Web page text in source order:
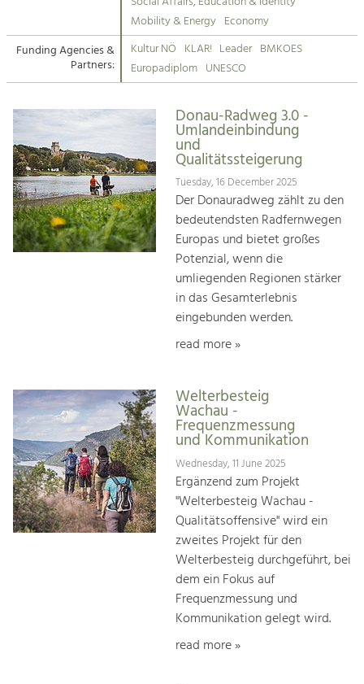
Suche
Impressum
Kontakt
Tourism
Offer Development and Positioning
Art & Culture
Crafts, Science and Research.
Social Affairs, Education
& Identity
Equality, Youth and Integration.
Climate Change, Public Transport and
Mobility & Energy Economy
Funding Agencies &
Partners:
Kultur NÖ KLAR! Leader BMKOES
Europadiplom UNESCO
Donau-Radweg 3.0 -
Umlandeinbindung
und
Qualitätssteigerung
Tuesday, 16 December 2025
Der Donauradweg zählt zu den
bedeutendsten Radfernwegen
Europas und bietet großes
Potenzial, wenn die
umliegenden Regionen stärker
in das Gesamterlebnis
eingebunden werden.
read more »
Welterbesteig
Wachau -
Frequenzmessung
und Kommunikation
Wednesday, 11 June 2025
Ergänzend zum Projekt
"Welterbesteig Wachau -
Qualitätsoffensive" wird ein
zweites Projekt für den
Welterbesteig durchgeführt, bei
dem ein Fokus auf
Frequenzmessung und
Kommunikation gelegt wird.
read more »